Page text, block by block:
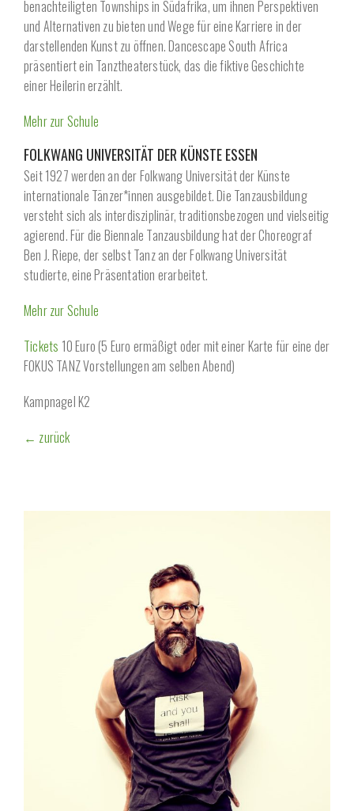
benachteiligten Townships in Südafrika, um ihnen Perspektiven
und Alternativen zu bieten und Wege für eine Karriere in der
darstellenden Kunst zu öffnen. Dancescape South Africa
präsentiert ein Tanztheaterstück, das die fiktive Geschichte
einer Heilerin erzählt.
Mehr zur Schule
FOLKWANG UNIVERSITÄT DER KÜNSTE ESSEN
Seit 1927 werden an der Folkwang Universität der Künste
internationale Tänzer*innen ausgebildet. Die Tanzausbildung
versteht sich als interdisziplinär, traditionsbezogen und vielseitig
agierend. Für die Biennale Tanzausbildung hat der Choreograf
Ben J. Riepe, der selbst Tanz an der Folkwang Universität
studierte, eine Präsentation erarbeitet.
Mehr zur Schule
Tickets 10 Euro (5 Euro ermäßigt oder mit einer Karte für eine der
FOKUS TANZ Vorstellungen am selben Abend)
Kampnagel K2
← zurück